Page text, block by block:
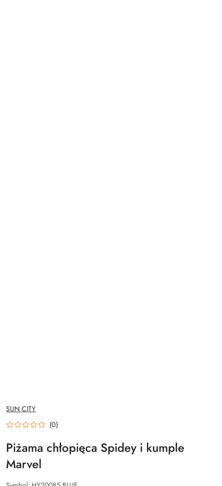
NAZWA
PRODUCENTA:
SUN CITY
(0)
Piżama chłopięca Spidey i kumple
Marvel